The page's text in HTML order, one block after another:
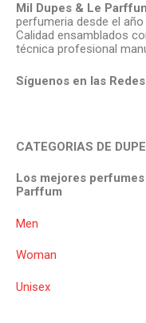
Mil Dupes & Le
perfumeria desde el
Calidad ensamblados
técnica profesional
Síguenos en las
CATEGORIAS DE
Los mejores
Parffum
Men
Woman
Unisex